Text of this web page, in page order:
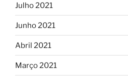
Julho 2021
Junho 2021
Abril 2021
Março 2021